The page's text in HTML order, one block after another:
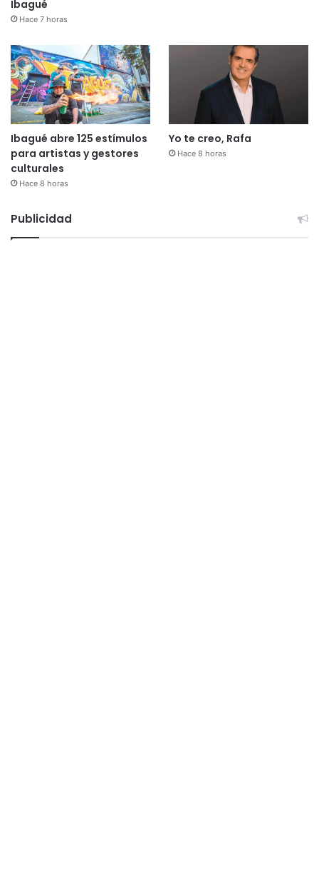
Ibagué
Hace 7 horas
Ibagué abre 125 estímulos
para artistas y gestores
culturales
Hace 8 horas
Yo te creo, Rafa
Hace 8 horas
Publicidad